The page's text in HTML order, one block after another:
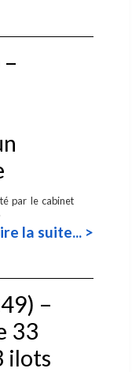
par le cabinet
la suite... >
–
33
ilots